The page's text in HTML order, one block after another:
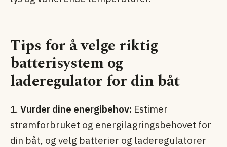
Tips for å velge riktig
batterisystem og
laderegulator for din båt
1. Vurder dine energibehov: Estimer
strømforbruket og energilagringsbehovet for
din båt, og velg batterier og laderegulatorer